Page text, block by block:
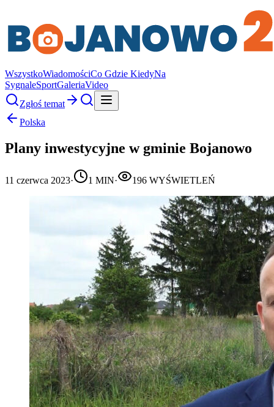
WszystkoWiadomościCo Gdzie KiedyNa
SygnaleSportGaleriaVideo
Zgłoś temat
Polska
Plany inwestycyjne w gminie Bojanowo
11 czerwca 2023· 1 MIN· 196 WYŚWIETLEŃ